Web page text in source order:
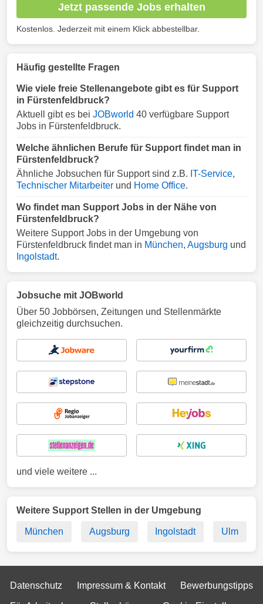
Jetzt passende Jobs erhalten
Kostenlos. Jederzeit mit einem Klick abbestellbar.
Häufig gestellte Fragen
Wie viele freie Stellenangebote gibt es für Support
in Fürstenfeldbruck?
Aktuell gibt es bei JOBworld 40 verfügbare Support
Jobs in Fürstenfeldbruck.
Welche ähnlichen Berufe für Support findet man in
Fürstenfeldbruck?
Ähnliche Jobsuchen für Support sind z.B. IT-Service,
Technischer Mitarbeiter und Home Office.
Wo findet man Support Jobs in der Nähe von
Fürstenfeldbruck?
Weitere Support Jobs in der Umgebung von
Fürstenfeldbruck findet man in München, Augsburg und
Ingolstadt.
Jobsuche mit JOBworld
Über 50 Jobbörsen, Zeitungen und Stellenmärkte
gleichzeitig durchsuchen.
und viele weitere ...
Weitere Support Stellen in der Umgebung
München Augsburg Ingolstadt Ulm
Datenschutz Impressum & Kontakt Bewerbungstipps